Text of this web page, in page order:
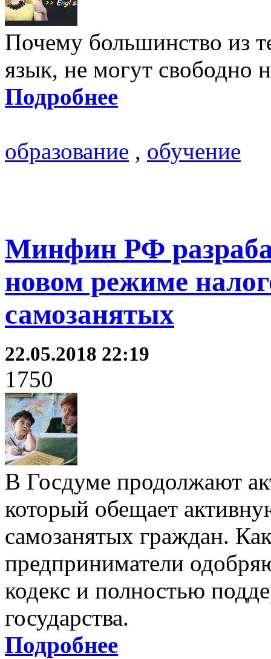
Почему большинство из
язык, не могут свободно
Подробнее
образование , обучение
Минфин РФ
новом режиме
самозанятых
22.05.2018 22:19
1750
В Госдуме продолжают
который обещает
самозанятых граждан.
предприниматели
кодекс и полностью
государства.
Подробнее